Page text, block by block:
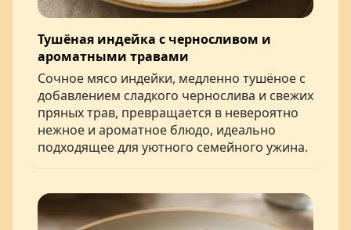
Тушёная индейка с черносливом и
ароматными травами
Сочное мясо индейки, медленно тушёное с
добавлением сладкого чернослива и свежих
пряных трав, превращается в невероятно
нежное и ароматное блюдо, идеально
подходящее для уютного семейного ужина.